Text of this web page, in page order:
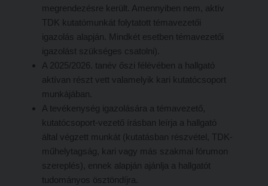
megrendezésre került. Amennyiben nem, aktív
TDK kutatómunkát folytatott témavezetői
igazolás alapján. Mindkét esetben témavezetői
igazolást szükséges csatolni).
A 2025/2026. tanév őszi félévében a hallgató
aktívan részt vett valamelyik kari kutatócsoport
munkájában.
A tevékenység igazolására a témavezető,
kutatócsoport-vezető írásban leírja a hallgató
által végzett munkát (kutatásban részvétel, TDK-
műhelytagság, kari vagy más szakmai fórumon
szereplés), ennek alapján ajánlja a hallgatót
tudományos ösztöndíjra.